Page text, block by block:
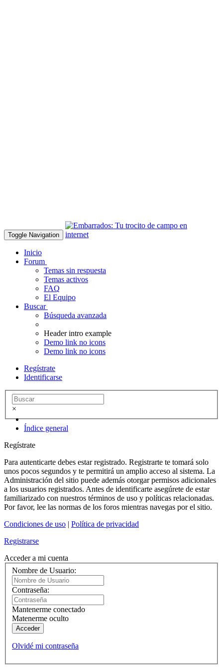
Toggle Navigation
Inicio
Forum
Temas sin respuesta
Temas activos
FAQ
El Equipo
Buscar
Búsqueda avanzada
Header intro example
Demo link no icons
Demo link no icons
Regístrate
Identificarse
×
Índice general
Regístrate
Para autenticarte debes estar registrado. Registrarte te tomará solo
unos pocos segundos y te permitirá un amplio acceso al sistema. La
Administración del sitio puede además otorgar permisos adicionales
a los usuarios registrados. Antes de identificarte asegúrete de estar
familiarizado con nuestros términos de uso y políticas relacionadas.
Por favor, lee las normas de los foros mientras navegas por el sitio.
Condiciones de uso | Política de privacidad
Registrarse
Acceder a mi cuenta
Nombre de Usuario:
Contraseña:
Mantenerme conectado
Matenerme oculto
Acceder
Olvidé mi contraseña